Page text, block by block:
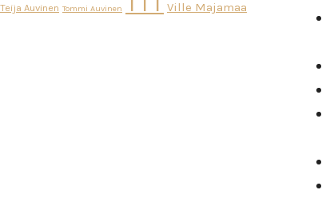
Teija Auvinen Tommi Auvinen Ville Majamaa